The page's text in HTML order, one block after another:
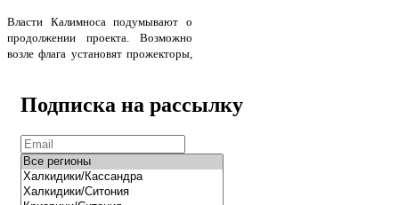
Власти Калимноса подумывают о
продолжении проекта. Возможно
возле флага установят прожекторы,
Подписка на рассылку